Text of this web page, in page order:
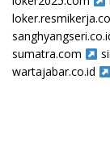
sumatra.com
wartajabar.co.id